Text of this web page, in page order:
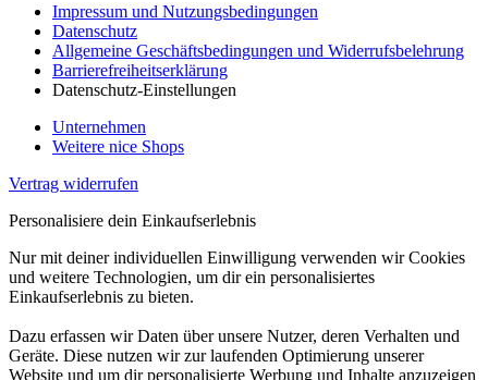
Impressum und Nutzungsbedingungen
Datenschutz
Allgemeine Geschäftsbedingungen und Widerrufsbelehrung
Barrierefreiheitserklärung
Datenschutz-Einstellungen
Unternehmen
Weitere nice Shops
Vertrag widerrufen
Personalisiere dein Einkaufserlebnis
Nur mit deiner individuellen Einwilligung verwenden wir Cookies
und weitere Technologien, um dir ein personalisiertes
Einkaufserlebnis zu bieten.
Dazu erfassen wir Daten über unsere Nutzer, deren Verhalten und
Geräte. Diese nutzen wir zur laufenden Optimierung unserer
Website und um dir personalisierte Werbung und Inhalte anzuzeigen